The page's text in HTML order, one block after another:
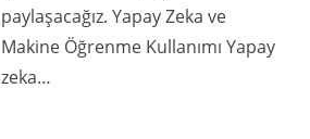
paylaşacağız. Yapay Zeka ve
Makine Öğrenme Kullanımı Yapay
zeka…